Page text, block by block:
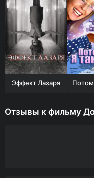
Эффект Лазаря
Отзывы к фильму